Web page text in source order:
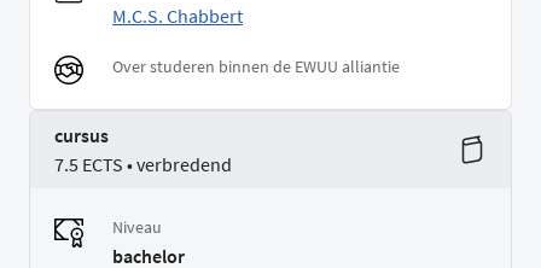
M.C.S. Chabbert
Over studeren binnen de EWUU alliantie
cursus
7.5 ECTS • verbredend
Niveau
bachelor